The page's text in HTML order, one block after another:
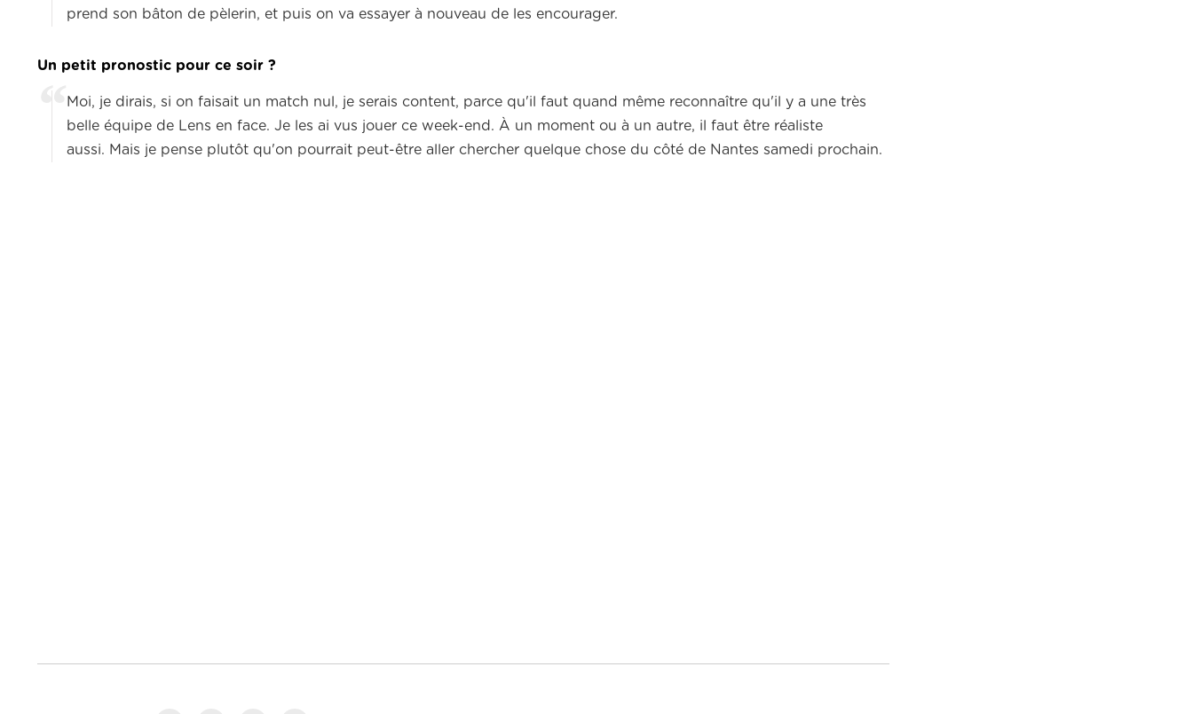
prend son bâton de pèlerin, et puis on va essayer à nouveau de les encourager.
Un petit pronostic pour ce soir ?
Moi, je dirais, si on faisait un match nul, je serais content, parce qu'il faut quand même reconnaître qu'il y a une très
belle équipe de Lens en face. Je les ai vus jouer ce week-end. À un moment ou à un autre, il faut être réaliste
aussi. Mais je pense plutôt qu'on pourrait peut-être aller chercher quelque chose du côté de Nantes samedi prochain.